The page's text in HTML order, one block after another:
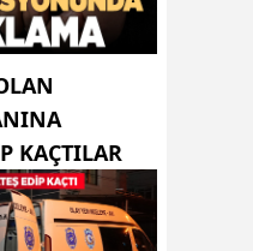
KAÇTILAR